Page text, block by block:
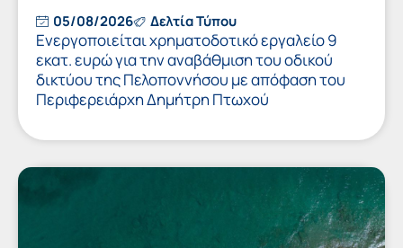
05/08/2026 Δελτία Τύπου
Ενεργοποιείται χρηματοδοτικό εργαλείο 9
εκατ. ευρώ για την αναβάθμιση του οδικού
δικτύου της Πελοποννήσου με απόφαση του
Περιφερειάρχη Δημήτρη Πτωχού